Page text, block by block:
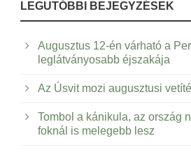
LEGUTÓBBI BEJEGYZÉSEK
Augusztus 12-én várható a
leglátványosabb éjszakája
Az Úsvit mozi augusztusi
Tombol a kánikula, az ország
foknál is melegebb lesz